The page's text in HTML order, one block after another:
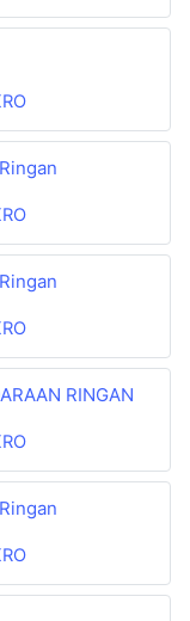
RINGAN